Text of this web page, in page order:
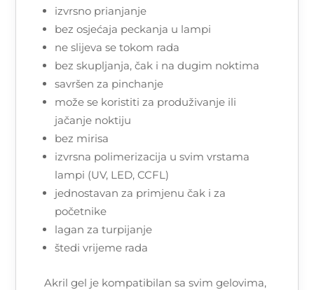
izvrsno prianjanje
bez osjećaja peckanja u lampi
ne slijeva se tokom rada
bez skupljanja, čak i na dugim noktima
savršen za pinchanje
može se koristiti za produživanje ili
jačanje noktiju
bez mirisa
izvrsna polimerizacija u svim vrstama
lampi (UV, LED, CCFL)
jednostavan za primjenu čak i za
početnike
lagan za turpijanje
štedi vrijeme rada
Akril gel je kompatibilan sa svim gelovima,